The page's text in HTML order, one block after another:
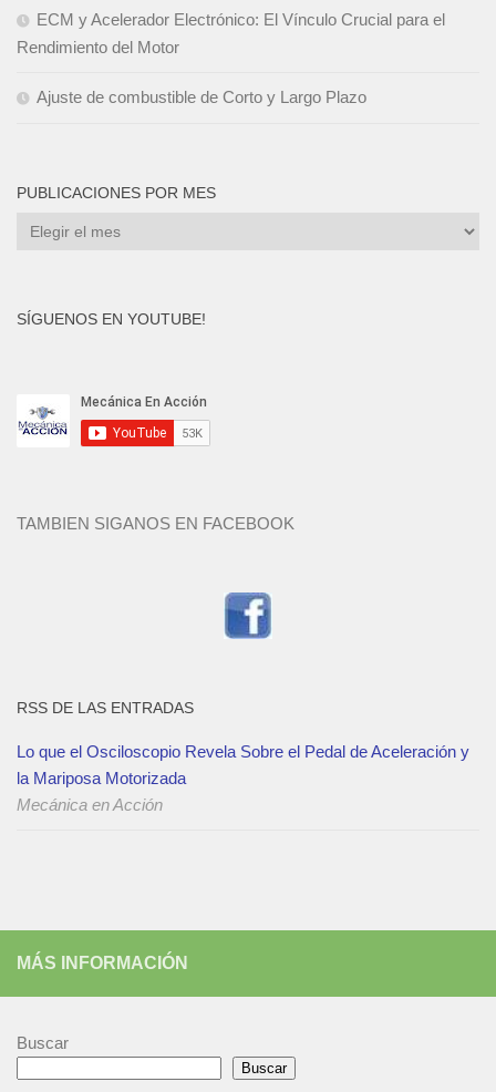
ECM y Acelerador Electrónico: El Vínculo Crucial para el
Rendimiento del Motor
Ajuste de combustible de Corto y Largo Plazo
PUBLICACIONES POR MES
Publicaciones
SÍGUENOS EN YOUTUBE!
TAMBIEN SIGANOS EN FACEBOOK
RSS DE LAS ENTRADAS
Lo que el Osciloscopio Revela Sobre el Pedal de Aceleración y
la Mariposa Motorizada
Mecánica en Acción
MÁS INFORMACIÓN
Buscar
Buscar